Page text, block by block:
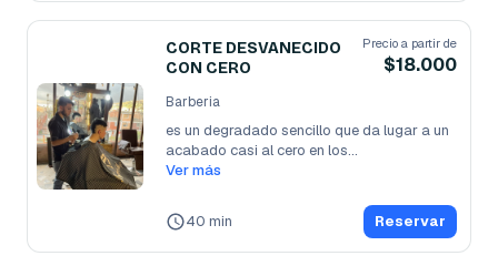
CORTE DESVANECIDO
CON CERO
Precio a partir de
$18.000
Barberia
es un degradado sencillo que da lugar a un
acabado casi al cero en los...
Ver más
40 min Reservar